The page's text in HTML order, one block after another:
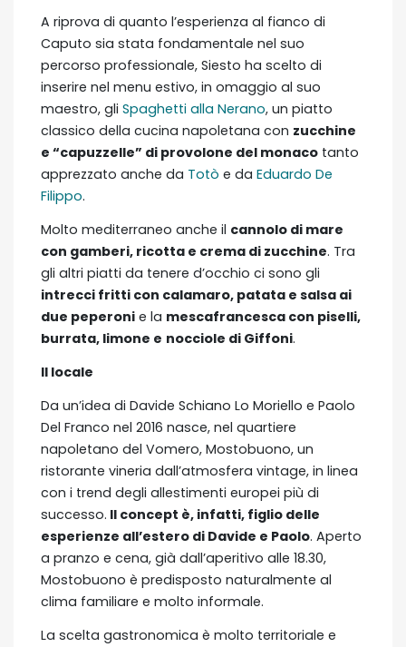
A riprova di quanto l’esperienza al fianco di
Caputo sia stata fondamentale nel suo
percorso professionale, Siesto ha scelto di
inserire nel menu estivo, in omaggio al suo
maestro, gli Spaghetti alla Nerano, un piatto
classico della cucina napoletana con zucchine
e “capuzzelle” di provolone del monaco tanto
apprezzato anche da Totò e da Eduardo De
Filippo.
Molto mediterraneo anche il cannolo di mare
con gamberi, ricotta e crema di zucchine. Tra
gli altri piatti da tenere d’occhio ci sono gli
intrecci fritti con calamaro, patata e salsa ai
due peperoni e la mescafrancesca con piselli,
burrata, limone e nocciole di Giffoni.
Il locale
Da un’idea di Davide Schiano Lo Moriello e Paolo
Del Franco nel 2016 nasce, nel quartiere
napoletano del Vomero, Mostobuono, un
ristorante vineria dall’atmosfera vintage, in linea
con i trend degli allestimenti europei più di
successo. Il concept è, infatti, figlio delle
esperienze all’estero di Davide e Paolo. Aperto
a pranzo e cena, già dall’aperitivo alle 18.30,
Mostobuono è predisposto naturalmente al
clima familiare e molto informale.
La scelta gastronomica è molto territoriale e